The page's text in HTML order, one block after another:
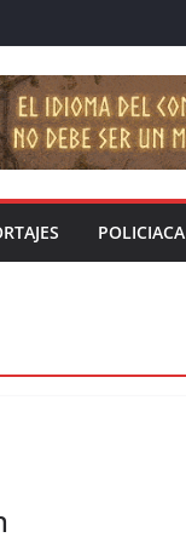
POLICIACA